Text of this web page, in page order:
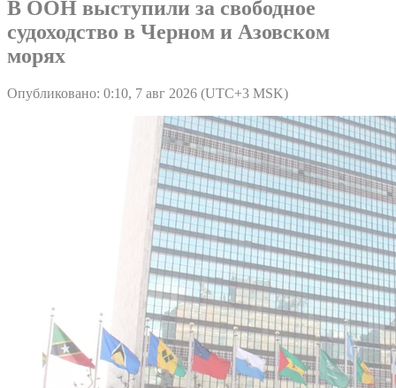
В ООН выступили за свободное
судоходство в Черном и Азовском
морях
Опубликовано: 0:10, 7 авг 2026 (UTC+3 MSK)